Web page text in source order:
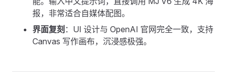
报，非常适合自媒体配图。
界面复刻 ：UI 设计与 OpenAI 官网完全一致，支持
Canvas 写作画布，沉浸感极强。